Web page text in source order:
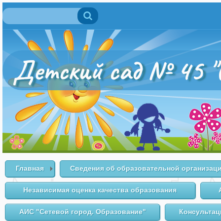
Форма поиска
Поиск
Детский сад № 45
Главная Сведения об образовательной
Независимая оценка качества образования
АИС "Сетевой город. Образование"